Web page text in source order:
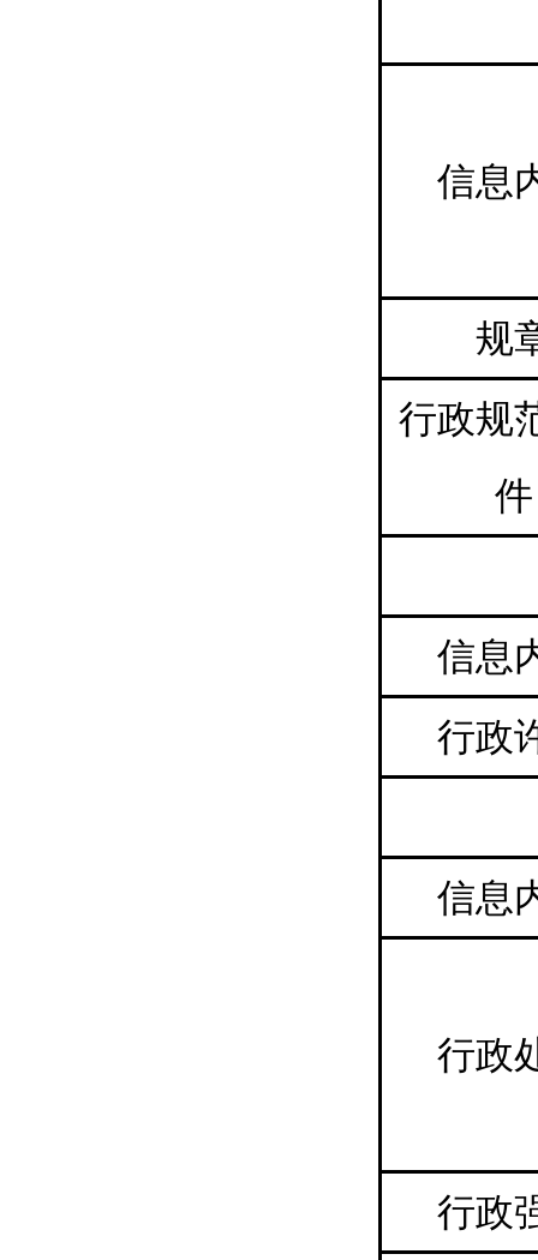
信息
规
行政规
件
信息
行政
信息
行政
行政